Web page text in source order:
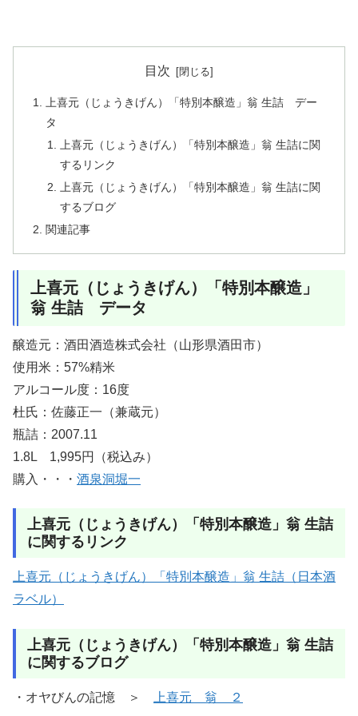
目次
上喜元（じょうきげん）「特別本醸造」翁 生詰 デー
タ
上喜元（じょうきげん）「特別本醸造」翁 生詰に関
するリンク
上喜元（じょうきげん）「特別本醸造」翁 生詰に関
するブログ
関連記事
上喜元（じょうきげん）「特別本醸造」
翁 生詰 データ
醸造元：酒田酒造株式会社（山形県酒田市）
使用米：57%精米
アルコール度：16度
杜氏：佐藤正一（兼蔵元）
瓶詰：2007.11
1.8L 1,995円（税込み）
購入・・・ 酒泉洞堀一
上喜元（じょうきげん）「特別本醸造」翁 生詰
に関するリンク
上喜元（じょうきげん）「特別本醸造」翁 生詰（日本酒
ラベル）
上喜元（じょうきげん）「特別本醸造」翁 生詰
に関するブログ
・オヤびんの記憶 ＞ 上喜元 翁 ２